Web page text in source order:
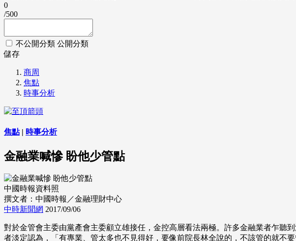
0
/500
不公開分類 公開分類
儲存
商周
焦點
時事分析
焦點| 時事分析
金融業喊慘 盼他少管點
中國時報資料照
撰文者：中國時報／金融理財中心
中時新聞網 2017/09/06
對於金管會主委由黨產會主委顧立雄接任，金控高層看法兩極。許多金融業者乍聽
者淡定認為，「有專業、管太多也不見得好，要像前院長林全說的，不該管的就不